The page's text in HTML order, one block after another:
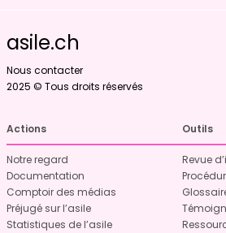
asile.ch
Nous contacter
2025 © Tous droits réservés
Actions
Notre regard
Documentation
Comptoir des médias
Préjugé sur l’asile
Statistiques de l’asile
Outils
Revue